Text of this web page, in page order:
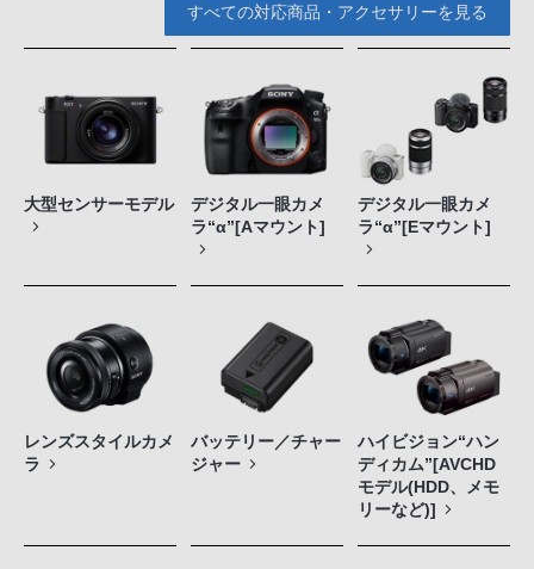
すべての対応商品・アクセサリーを見る
大型センサーモデル
デジタル一眼カメ
ラ“α”[Aマウント]
デジタル一眼カメ
ラ“α”[Eマウント]
レンズスタイルカメ
ラ
バッテリー／チャー
ジャー
ハイビジョン“ハン
ディカム”[AVCHD
モデル(HDD、メモ
リーなど)]